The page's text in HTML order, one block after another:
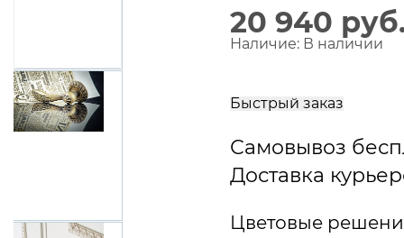
20 940
Наличие: В наличии
Быстрый заказ
Самовывоз
Доставка
Цветовые